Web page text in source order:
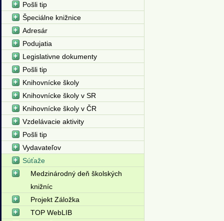
Pošli tip
Špeciálne knižnice
Adresár
Podujatia
Legislativne dokumenty
Pošli tip
Knihovnícke školy
Knihovnícke školy v SR
Knihovnícke školy v ČR
Vzdelávacie aktivity
Pošli tip
Vydavateľov
Súťaže
Medzinárodný deň školských
knižníc
Projekt Záložka
TOP WebLIB